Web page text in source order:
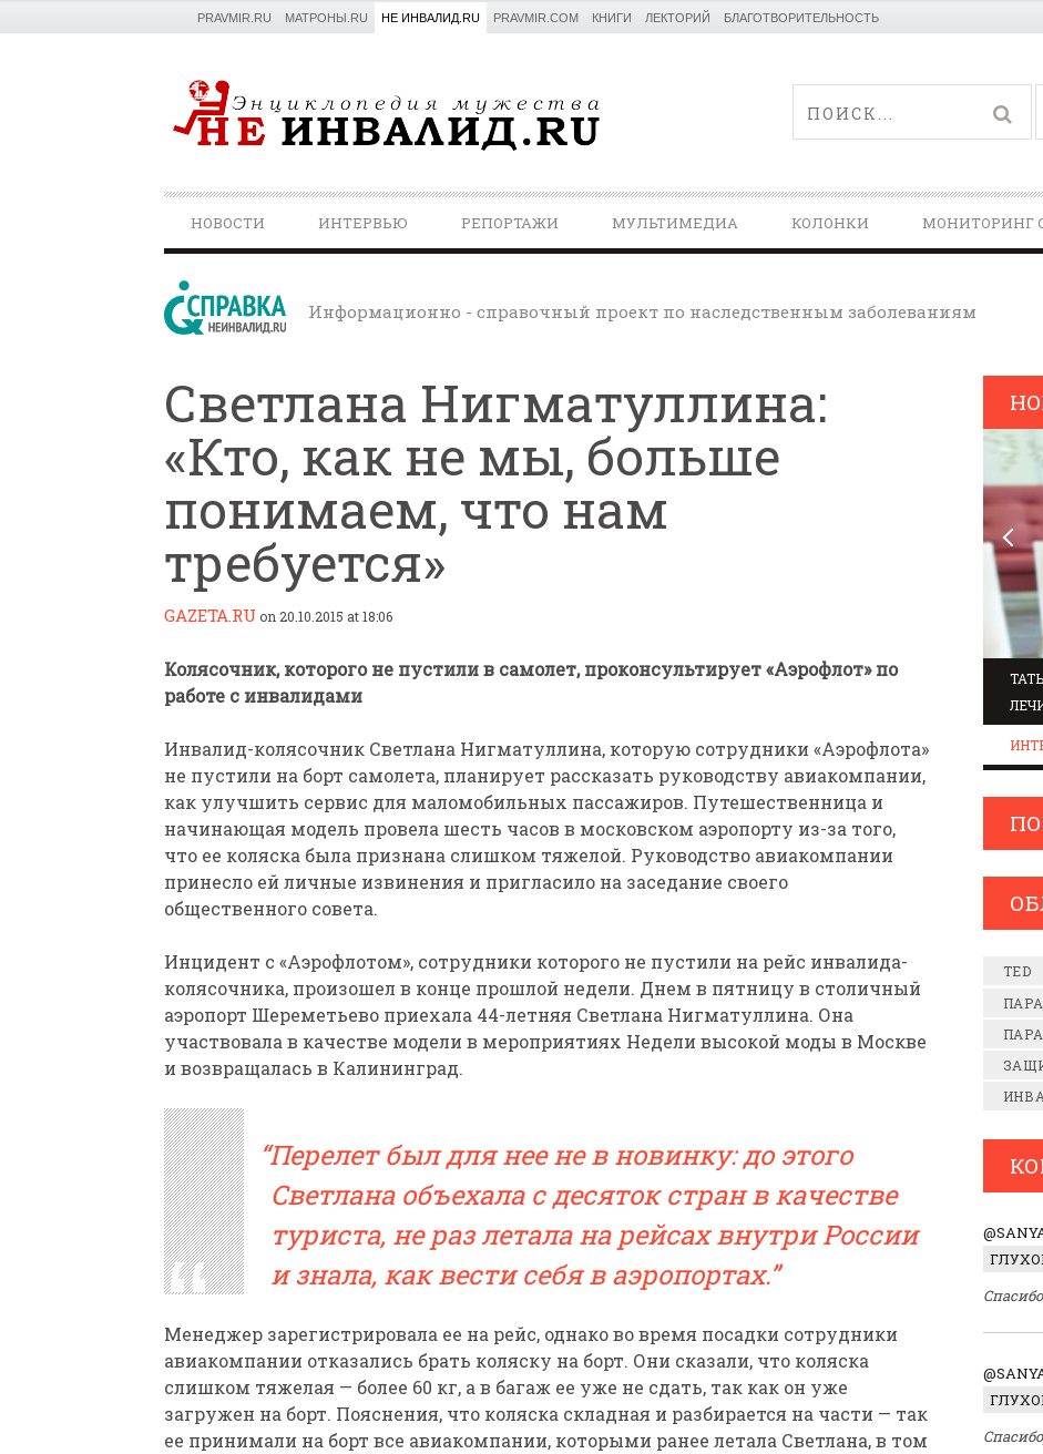
PRAVMIR.RU МАТРОНЫ.RU НЕ ИНВАЛИД.RU PRAVMIR.COM КНИГИ ЛЕКТОРИЙ БЛАГОТВОРИТЕЛЬНОСТЬ
NAVIGATION
НОВОСТИ ИНТЕРВЬЮ РЕПОРТАЖИ МУЛЬТИМЕДИА КОЛОНКИ МОНИТОРИНГ
Информационно - справочный проект по наследственным заболеваниям
Светлана Нигматуллина:
«Кто, как не мы, больше
понимаем, что нам
требуется»
GAZETA.RU on 20.10.2015 at 18:06
Колясочник, которого не пустили в самолет, проконсультирует «Аэрофлот» по
работе с инвалидами
Инвалид-колясочник Светлана Нигматуллина, которую сотрудники «Аэрофлота»
не пустили на борт самолета, планирует рассказать руководству авиакомпании,
как улучшить сервис для маломобильных пассажиров. Путешественница и
начинающая модель провела шесть часов в московском аэропорту из-за того,
что ее коляска была признана слишком тяжелой. Руководство авиакомпании
принесло ей личные извинения и пригласило на заседание своего
общественного совета.
Инцидент с «Аэрофлотом», сотрудники которого не пустили на рейс инвалида-
колясочника, произошел в конце прошлой недели. Днем в пятницу в столичный
аэропорт Шереметьево приехала 44-летняя Светлана Нигматуллина. Она
участвовала в качестве модели в мероприятиях Недели высокой моды в Москве
и возвращалась в Калининград.
Перелет был для нее не в новинку: до этого
Светлана объехала с десяток стран в качестве
туриста, не раз летала на рейсах внутри России
и знала, как вести себя в аэропортах.
Менеджер зарегистрировала ее на рейс, однако во время посадки сотрудники
авиакомпании отказались брать коляску на борт. Они сказали, что коляска
слишком тяжелая — более 60 кг, а в багаж ее уже не сдать, так как он уже
загружен на борт. Пояснения, что коляска складная и разбирается на части — так
ее принимали на борт все авиакомпании, которыми ранее летала Светлана, в том
ИНЖЕНЕР С ТВОРЧЕСКИМИ АМБИЦИЯМИ.
ИСКУССТВО 31 АВГ
ПАРАЛИМПИЙСКАЯ ЧЕМПИОНКА ПО
БИАТЛОНУ И ЛЫЖНЫМ ГОНКАМ ИЗ
БЕЗ НОГ 12 СЕН 0
TED